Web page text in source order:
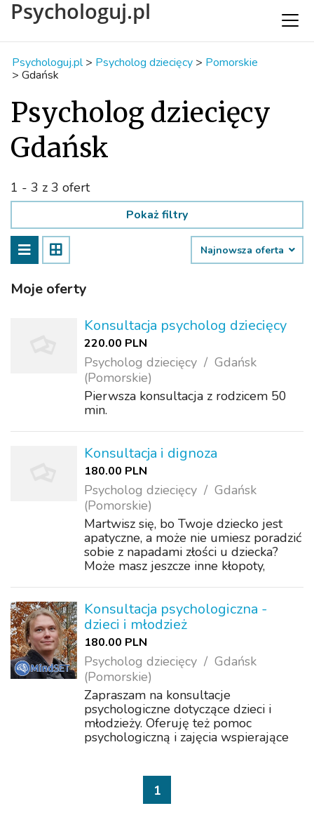
Psychologuj.pl
Psychologuj.pl > Psycholog dziecięcy > Pomorskie
> Gdańsk
Psycholog dziecięcy
Gdańsk
1 - 3 z 3 ofert
Pokaż filtry
Najnowsza oferta
Moje oferty
Konsultacja psycholog dziecięcy
220.00 PLN
Psycholog dziecięcy
Gdańsk
(Pomorskie)
Pierwsza konsultacja z rodzicem 50
min.
Konsultacja i dignoza
180.00 PLN
Psycholog dziecięcy
Gdańsk
(Pomorskie)
Martwisz się, bo Twoje dziecko jest
apatyczne, a może nie umiesz poradzić
sobie z napadami złości u dziecka?
Może masz jeszcze inne kłopoty,
Konsultacja psychologiczna -
dzieci i młodzież
180.00 PLN
Psycholog dziecięcy
Gdańsk
(Pomorskie)
Zapraszam na konsultacje
psychologiczne dotyczące dzieci i
młodzieży. Oferuję też pomoc
psychologiczną i zajęcia wspierające
się z ofertą mojego gabinetu:
www.mindset-gdansk.pl
1